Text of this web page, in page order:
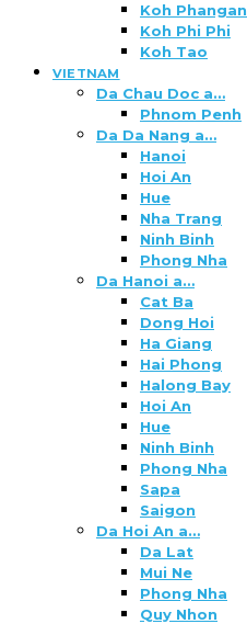
Koh Phangan
Koh Phi Phi
Koh Tao
VIETNAM
Da Chau Doc a…
Phnom Penh
Da Da Nang a…
Hanoi
Hoi An
Hue
Nha Trang
Ninh Binh
Phong Nha
Da Hanoi a…
Cat Ba
Dong Hoi
Ha Giang
Hai Phong
Halong Bay
Hoi An
Hue
Ninh Binh
Phong Nha
Sapa
Saigon
Da Hoi An a…
Da Lat
Mui Ne
Phong Nha
Quy Nhon